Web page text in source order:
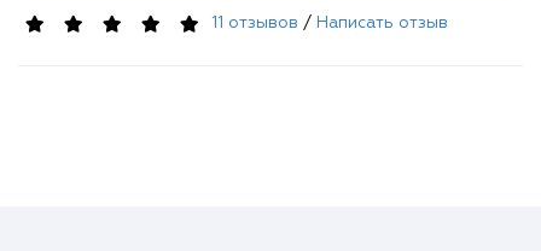
11 отзывов / Написать отзыв